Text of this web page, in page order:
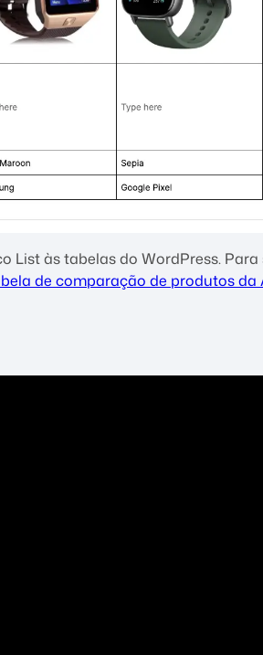
às tabelas do WordPress.
de comparação de produtos da